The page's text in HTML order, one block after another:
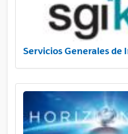
Servicios Generales de